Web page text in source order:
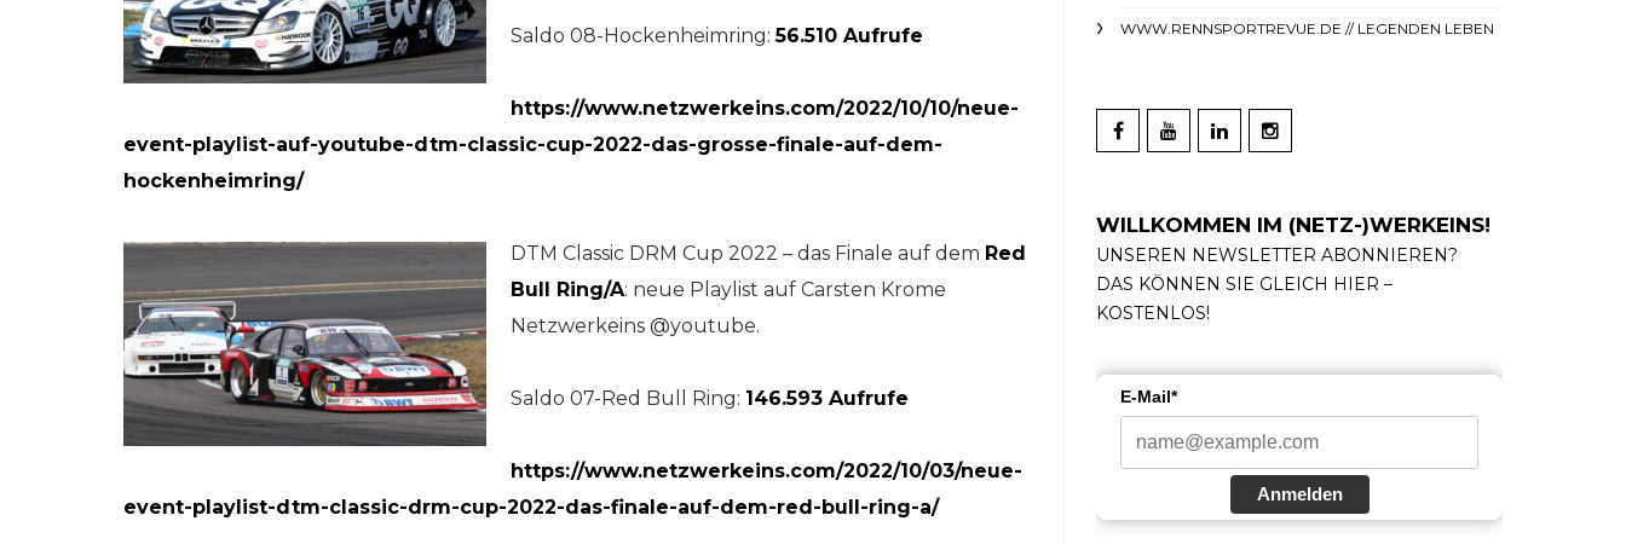
Saldo 08-Hockenheimring:56.510 Aufrufe
https://www.netzwerkeins.com/2022/10/10/neue-
event-playlist-auf-youtube-dtm-classic-cup-2022-das-grosse-finale-auf-dem-
hockenheimring/
DTM Classic DRM Cup 2022 – das Finale auf dem Red
Bull Ring/A: neue Playlist auf Carsten Krome
Netzwerkeins @youtube.
Saldo 07-Red Bull Ring: 146.593 Aufrufe
https://www.netzwerkeins.com/2022/10/03/neue-
event-playlist-dtm-classic-drm-cup-2022-das-finale-auf-dem-red-bull-ring-a/
WWW.RENNSPORTREVUE.DE // LEGENDEN LEBEN
WILLKOMMEN IM (NETZ-)WERKEINS!
UNSEREN NEWSLETTER ABONNIEREN?
DAS KÖNNEN SIE GLEICH HIER –
KOSTENLOS!
E-Mail*
Anmelden